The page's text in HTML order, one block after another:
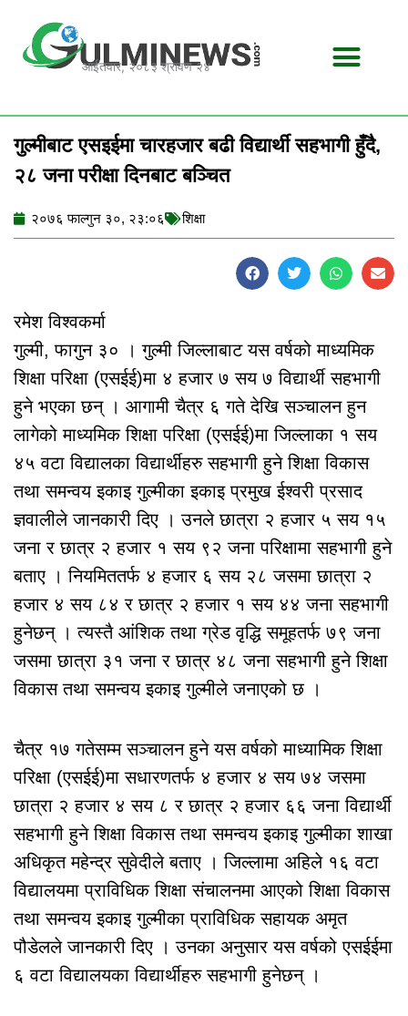
content
आईतवार, २०८३ श्रावण २४
गुल्मीबाट एसइईमा चारहजार बढी विद्यार्थी सहभागी हुँदै,
२८ जना परीक्षा दिनबाट बञ्चित
२०७६ फाल्गुन ३०, २३:०६ शिक्षा
रमेश विश्वकर्मा
गुल्मी, फागुन ३० । गुल्मी जिल्लाबाट यस वर्षको माध्यमिक
शिक्षा परिक्षा (एसईई)मा ४ हजार ७ सय ७ विद्यार्थी सहभागी
हुने भएका छन् । आगामी चैत्र ६ गते देखि सञ्चालन हुन
लागेको माध्यमिक शिक्षा परिक्षा (एसईई)मा जिल्लाका १ सय
४५ वटा विद्यालका विद्यार्थीहरु सहभागी हुने शिक्षा विकास
तथा समन्वय इकाइ गुल्मीका इकाइ प्रमुख ईश्वरी प्रसाद
ज्ञवालीले जानकारी दिए । उनले छात्रा २ हजार ५ सय १५
जना र छात्र २ हजार १ सय ९२ जना परिक्षामा सहभागी हुने
बताए । नियमिततर्फ ४ हजार ६ सय २८ जसमा छात्रा २
हजार ४ सय ८४ र छात्र २ हजार १ सय ४४ जना सहभागी
हुनेछन् । त्यस्तै आंशिक तथा ग्रेड वृद्धि समूहतर्फ ७९ जना
जसमा छात्रा ३१ जना र छात्र ४८ जना सहभागी हुने शिक्षा
विकास तथा समन्वय इकाइ गुल्मीले जनाएको छ ।
चैत्र १७ गतेसम्म सञ्चालन हुने यस वर्षको माध्यामिक शिक्षा
परिक्षा (एसईई)मा सधारणतर्फ ४ हजार ४ सय ७४ जसमा
छात्रा २ हजार ४ सय ८ र छात्र २ हजार ६६ जना विद्यार्थी
सहभागी हुने शिक्षा विकास तथा समन्वय इकाइ गुल्मीका शाखा
अधिकृत महेन्द्र सुवेदीले बताए । जिल्लामा अहिले १६ वटा
विद्यालयमा प्राविधिक शिक्षा संचालनमा आएको शिक्षा विकास
तथा समन्वय इकाइ गुल्मीका प्राविधिक सहायक अमृत
पौडेलले जानकारी दिए । उनका अनुसार यस वर्षको एसईईमा
६ वटा विद्यालयका विद्यार्थीहरु सहभागी हुनेछन् ।